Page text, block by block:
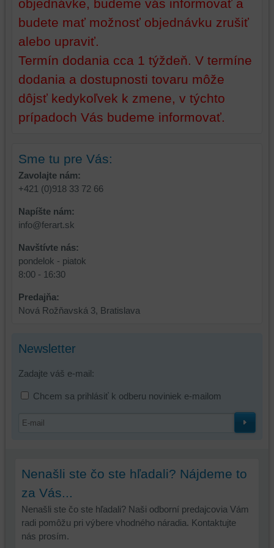
objednávke, budeme vás informovať a
budete mať možnosť objednávku zrušiť
alebo upraviť.
Termín dodania cca 1 týždeň. V termíne
dodania a dostupnosti tovaru môže
dôjsť kedykoľvek k zmene, v týchto
prípadoch Vás budeme informovať.
Sme tu pre Vás:
Zavolajte nám:
+421 (0)918 33 72 66
Napíšte nám:
info@ferart.sk
Navštívte nás:
pondelok - piatok
8:00 - 16:30
Predajňa:
Nová Rožňavská 3, Bratislava
Newsletter
Zadajte váš e-mail:
Chcem sa prihlásiť k odberu noviniek e-mailom
Nenašli ste čo ste hľadali? Nájdeme to
za Vás...
Nenašli ste čo ste hľadali? Naši odborní predajcovia Vám
radi pomôžu pri výbere vhodného náradia. Kontaktujte
nás prosím.
funkčnosti
platformy,
z
prehliadania
zabezpečenia.
váš
zážitok
prehliadania,
ukladať
niektoré
z
vašich
preferencií
bez
aby
mali
používateľský
účet
alebo
prihlásenia,
používať
skripty
zdroje
tretích
widgety
atď.